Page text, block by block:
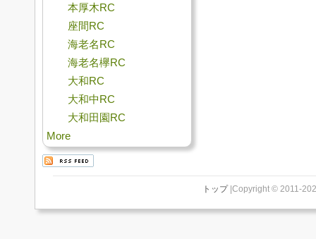
本厚木RC
座間RC
海老名RC
海老名欅RC
大和RC
大和中RC
大和田園RC
More
トップ|Copyright © 2011-